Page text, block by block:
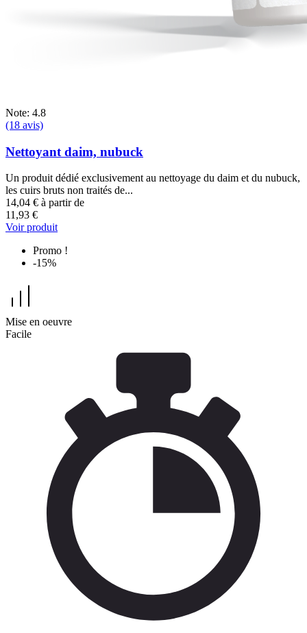
Note: 4.8
(18 avis)
Nettoyant daim, nubuck
Un produit dédié exclusivement au nettoyage du daim et du nubuck,
les cuirs bruts non traités de...
14,04 € à partir de
11,93 €
Voir produit
Promo !
-15%
Mise en oeuvre
Facile